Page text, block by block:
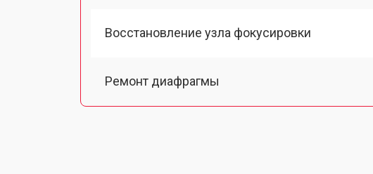
Восстановление узла фокусировки
Ремонт диафрагмы